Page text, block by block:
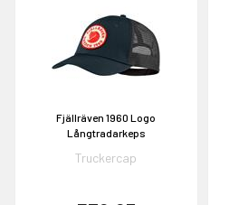
Fjällräven 1960 Logo
Långtradarkeps
Truckercap